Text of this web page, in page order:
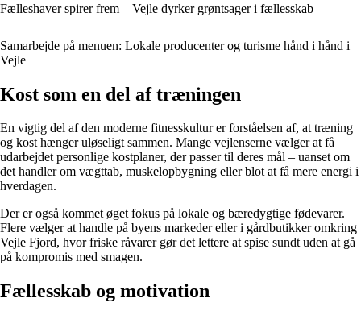
Fælleshaver spirer frem – Vejle dyrker grøntsager i fællesskab
Samarbejde på menuen: Lokale producenter og turisme hånd i hånd i
Vejle
Kost som en del af træningen
En vigtig del af den moderne fitnesskultur er forståelsen af, at træning
og kost hænger uløseligt sammen. Mange vejlenserne vælger at få
udarbejdet personlige kostplaner, der passer til deres mål – uanset om
det handler om vægttab, muskelopbygning eller blot at få mere energi i
hverdagen.
Der er også kommet øget fokus på lokale og bæredygtige fødevarer.
Flere vælger at handle på byens markeder eller i gårdbutikker omkring
Vejle Fjord, hvor friske råvarer gør det lettere at spise sundt uden at gå
på kompromis med smagen.
Fællesskab og motivation